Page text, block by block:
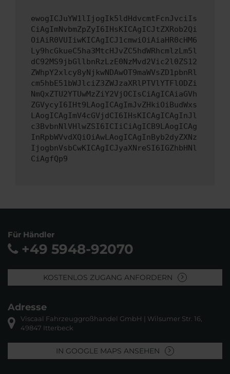
ewogICJuYW1lIjogIk5ldHdvcmtFcnJvciIs
CiAgImNvbmZpZyI6IHsKICAgICJtZXRob2Qi
OiAiR0VUIiwKICAgICJ1cmwiOiAiaHR0cHM6
Ly9hcGkueC5ha3MtcHJvZC5hdWRhcmlzLm5l
dC92MS9jbGllbnRzLzE0NzMvd2Vic2l0ZS12
ZWhpY2xlcy8yNjkwNDAwOT9maWVsZD1pbnRl
cm5hbE51bWJlciZ3ZWJzaXRlPTVlYTFlODZi
NmQxZTU2YTUwMzZiY2VjOCIsCiAgICAiaGVh
ZGVycyI6IHt9LAogICAgImJvZHkiOiBudWxs
LAogICAgImV4cGVjdCI6IHsKICAgICAgInJl
c3BvbnNlVHlwZSI6ICIiCiAgICB9LAogICAg
InRpbWVvdXQiOiAwLAogICAgInByb2dyZXNz
IjogbnVsbCwKICAgICJyaXNreSI6IGZhbHNl
CiAgfQp9
Für Händler
+49 5948-92070
KOSTENLOS ZUGANG ANFORDERN
Adresse
Viscaal Fahrzeuggroßhandel GmbH | Wilsumer Str. 16,
49847 Itterbeck
IN GOOGLE MAPS ANSEHEN